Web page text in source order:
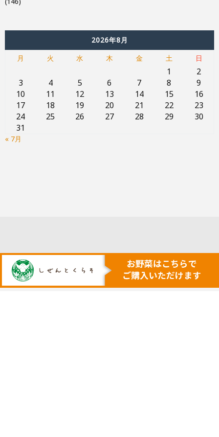
2026年8月
月
火 水 木 金 土 日
1
2
3
4 5 6 7 8
9
10
11 12 13 14 15
16
17
18 19 20 21 22
23
24
25 26 27 28 29
30
31
« 7月